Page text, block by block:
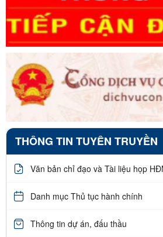
THÔNG TIN TUYÊN TRUYỀN
Văn bản chỉ đạo và Tài liệu họp
Danh mục Thủ tục hành chính
Thông tin dự án, đấu thầu